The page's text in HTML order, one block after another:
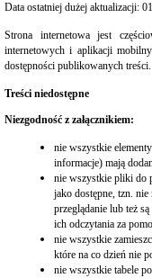
Ogłoszenia,
informacje
innych
instytucji
Uchwała
antysmogowa
Uchwała
województwa
dolnośląskiego
Fundusz
Szerokopasmowy
Konkurs
udzielenie
Data ostatniej dużej aktualizacji:
Strona internetowa jest
internetowych i aplikacji
dostępności publikowanych treści.
Treści niedostępne
Niezgodność z załącznikiem:
nie wszystkie
informacje) mają
nie wszystkie pliki do
jako dostępne, tzn.
przeglądanie lub też
ich odczytania za
nie wszystkie
które na co dzień nie
nie wszystkie tabele